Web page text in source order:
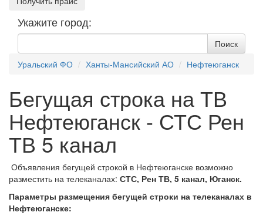
Укажите город:
Уральский ФО Ханты-Мансийский АО Нефтеюганск
Бегущая строка на ТВ
Нефтеюганск - СТС Рен
ТВ 5 канал
Объявления бегущей строкой в Нефтеюганске возможно
разместить на телеканалах: СТС, Рен ТВ, 5 канал, Юганск.
Параметры размещения бегущей строки на телеканалах в
Нефтеюганске: